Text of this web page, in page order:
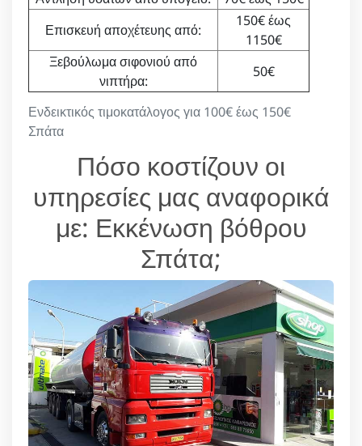
Ενδεικτικός τιμοκατάλογος για 100€ έως 150€
Σπάτα
Επισκευή αποχέτευης από:
150€ έως
1150€
Ξεβούλωμα σιφονιού από
νιπτήρα:
50€
Πόσο κοστίζουν οι
υπηρεσίες μας αναφορικά
με: Εκκένωση βόθρου
Σπάτα;